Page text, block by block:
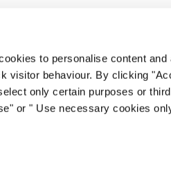
to personalise content and
visitor behaviour. By clicking
only certain purposes or
or " Use necessary cookies